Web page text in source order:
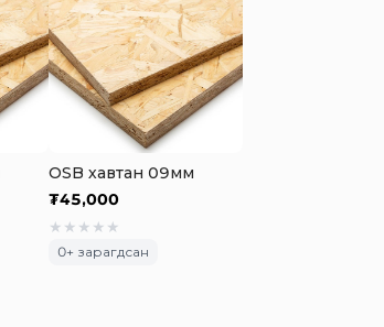
OSB хавтан 09мм
₮45,000
★ ★ ★ ★ ★
0+ зарагдсан